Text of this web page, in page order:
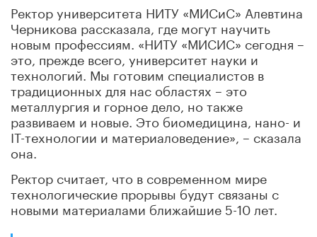
Ректор университета НИТУ «МИСиС» Алевтина
Черникова рассказала, где могут научить
новым профессиям. «НИТУ «МИСИС» сегодня –
это, прежде всего, университет науки и
технологий. Мы готовим специалистов в
традиционных для нас областях – это
металлургия и горное дело, но также
развиваем и новые. Это биомедицина, нано- и
IT-технологии и материаловедение», – сказала
она.
Ректор считает, что в современном мире
технологические прорывы будут связаны с
новыми материалами ближайшие 5-10 лет.